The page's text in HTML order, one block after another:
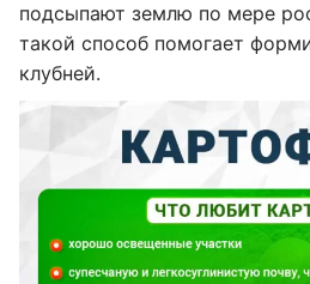
подсыпают землю по мере
такой способ помогает
клубней.